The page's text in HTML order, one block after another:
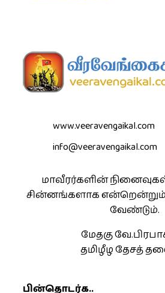
www.veeravengaikal.com
info@veeravengaikal.com
மாவீரர்களின்
சின்னங்களாக என்றென்றும்
வேண்டும்.
மேதகு
தமிழீழ தேசத்
பின்தொடர்க..